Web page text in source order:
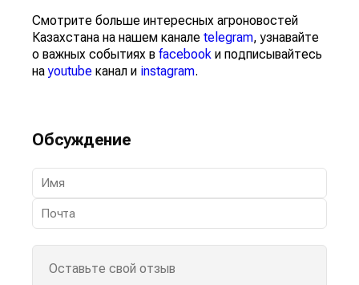
Смотрите больше интересных агроновостей
Казахстана на нашем канале telegram, узнавайте
о важных событиях в facebook и подписывайтесь
наyoutube канал и instagram.
Обсуждение